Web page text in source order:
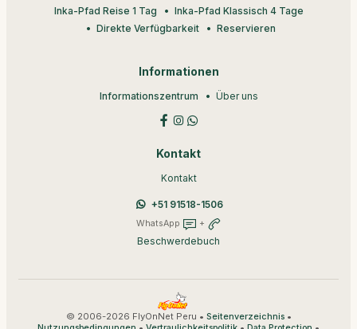
Inka-Pfad Reise 1 Tag
Inka-Pfad Klassisch 4 Tage
Direkte Verfügbarkeit
Reservieren
Informationen
Informationszentrum Über uns
Kontakt
Kontakt
+51 91518-1506
WhatsApp +
Beschwerdebuch
© 2006-2026 FlyOnNet Peru • Seitenverzeichnis•